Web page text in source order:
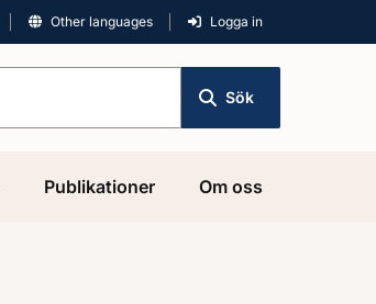
Other languages Logga in
Sök
Publikationer Om oss